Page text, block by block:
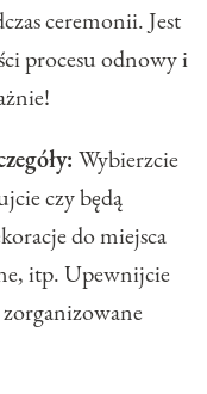
ceremonii. Jest
procesu odnowy i
Wybierzcie
czy będą
do miejsca
itp. Upewnijcie
zorganizowane